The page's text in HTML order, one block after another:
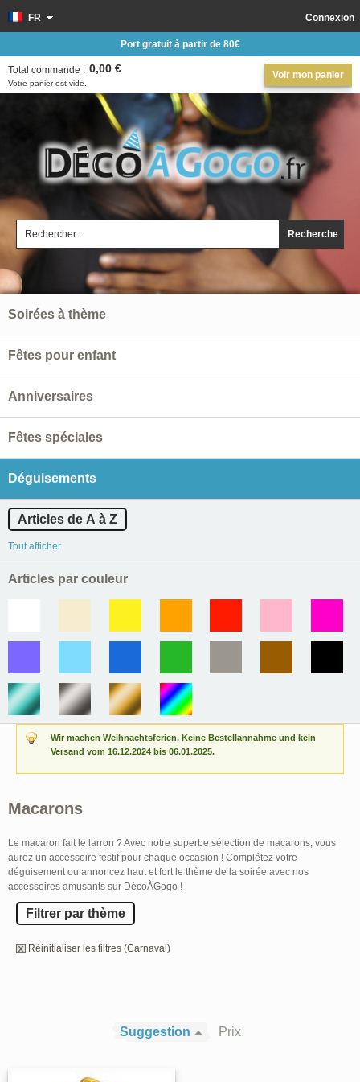
Recherche
Connexion
FR
Voir mon panier
Votre panier est vide.
Total commande : 0,00 €
Port gratuit à partir de 80€
Wir machen Weihnachtsferien. Keine Bestellannahme und kein
Versand vom 16.12.2024 bis 06.01.2025.
Macarons
Le macaron fait le larron ? Avec notre superbe sélection de macarons, vous
aurez un accessoire festif pour chaque occasion ! Complétez votre
déguisement ou annoncez haut et fort le thème de la soirée avec nos
accessoires amusants sur DécoÀGogo !
Filtrer par thème
Réinitialiser les filtres (Carnaval)
Suggestion Prix
Soirées à thème
Fêtes pour enfant
Anniversaires
Fêtes spéciales
Déguisements
Articles de A à Z
Tout afficher
Articles par couleur